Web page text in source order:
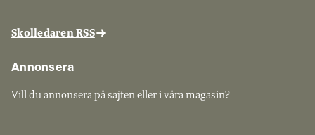
Skolledaren RSS
Annonsera
Vill du annonsera på sajten eller i våra magasin?